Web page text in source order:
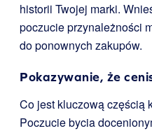
historii Twojej marki.
poczucie przynależności
do ponownych zakupów.
Pokazywanie, że
Co jest kluczową częścią
Poczucie bycia